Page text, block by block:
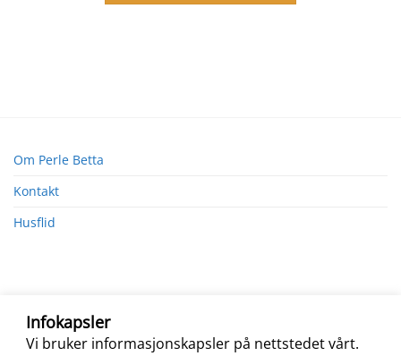
Infokapsler
Vi bruker informasjonskapsler på nettstedet vårt.
Om Perle Betta
Kontakt
Husflid